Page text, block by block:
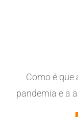
Como é que
pandemia e a